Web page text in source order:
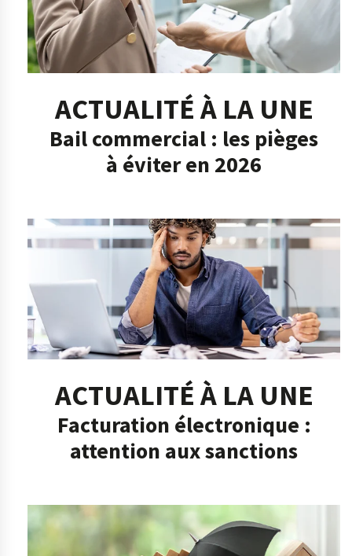
ACTUALITÉ À LA UNE
Bail commercial : les pièges
à éviter en 2026
ACTUALITÉ À LA UNE
Facturation électronique :
attention aux sanctions